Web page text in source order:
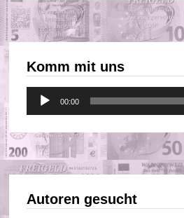
Komm mit uns
Audio-
Player
00:00
Autoren gesucht